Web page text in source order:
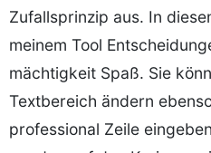
Zufallsprinzip aus. In
meinem Tool
mächtigkeit Spaß. Sie
Textbereich ändern
professional Zeile